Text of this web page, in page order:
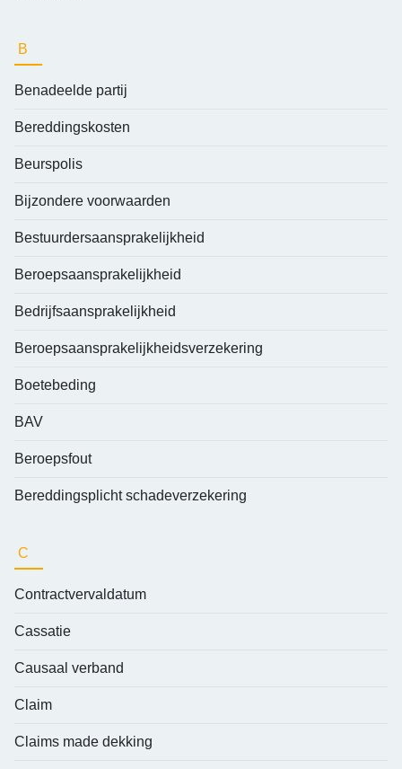
B
Benadeelde partij
Bereddingskosten
Beurspolis
Bijzondere voorwaarden
Bestuurdersaansprakelijkheid
Beroepsaansprakelijkheid
Bedrijfsaansprakelijkheid
Beroepsaansprakelijkheidsverzekering
Boetebeding
BAV
Beroepsfout
Bereddingsplicht schadeverzekering
C
Contractvervaldatum
Cassatie
Causaal verband
Claim
Claims made dekking